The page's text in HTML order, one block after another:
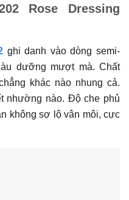
Rose Dressing
ghi danh vào dòng semi-
dưỡng mượt mà. Chất
khác nào nhung cả.
nhường nào. Độ che phủ
không sợ lộ vân môi, cực